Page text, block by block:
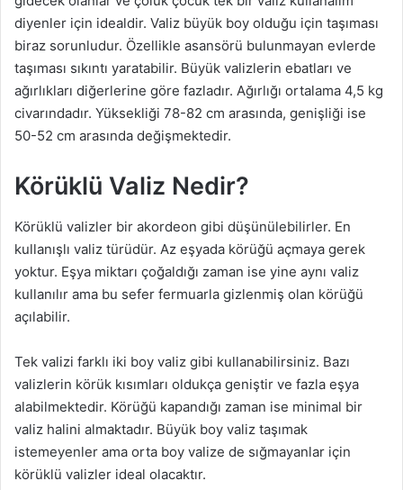
diyenler için idealdir. Valiz büyük boy olduğu için taşıması
biraz sorunludur. Özellikle asansörü bulunmayan evlerde
taşıması sıkıntı yaratabilir. Büyük valizlerin ebatları ve
ağırlıkları diğerlerine göre fazladır. Ağırlığı ortalama 4,5 kg
civarındadır. Yüksekliği 78-82 cm arasında, genişliği ise
50-52 cm arasında değişmektedir.
Körüklü Valiz Nedir?
Körüklü valizler bir akordeon gibi düşünülebilirler. En
kullanışlı valiz türüdür. Az eşyada körüğü açmaya gerek
yoktur. Eşya miktarı çoğaldığı zaman ise yine aynı valiz
kullanılır ama bu sefer fermuarla gizlenmiş olan körüğü
açılabilir.
Tek valizi farklı iki boy valiz gibi kullanabilirsiniz. Bazı
valizlerin körük kısımları oldukça geniştir ve fazla eşya
alabilmektedir. Körüğü kapandığı zaman ise minimal bir
valiz halini almaktadır. Büyük boy valiz taşımak
istemeyenler ama orta boy valize de sığmayanlar için
körüklü valizler ideal olacaktır.